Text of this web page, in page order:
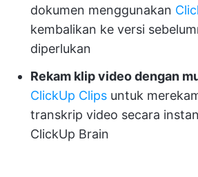
dokumen menggunakan
kembalikan ke versi
diperlukan
Rekam klip video dengan
ClickUp Clips untuk
transkrip video secara
ClickUp Brain